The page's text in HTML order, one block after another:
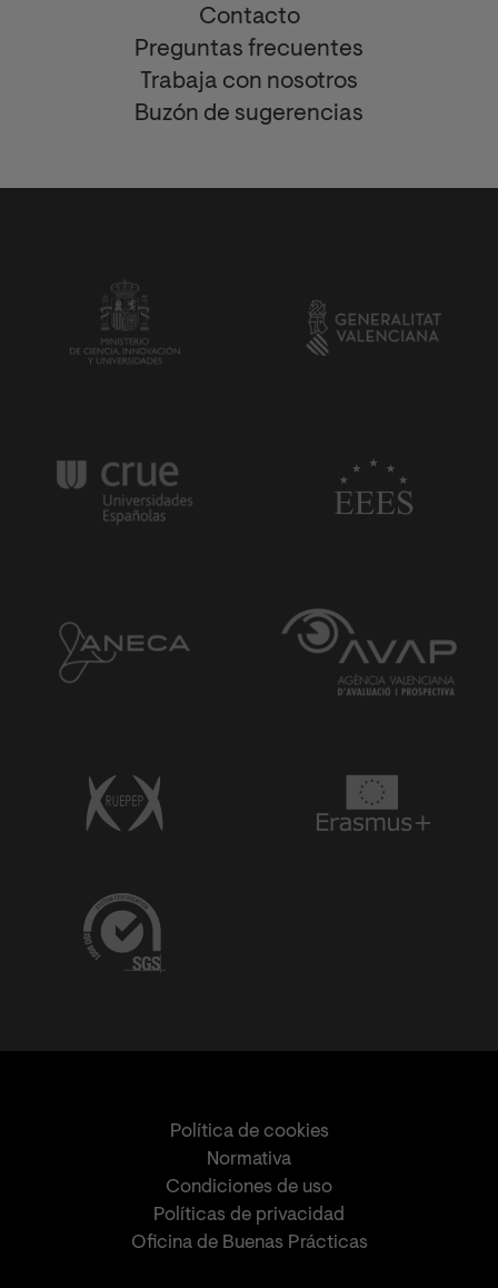
Contacto
Preguntas frecuentes
Trabaja con nosotros
Buzón de sugerencias
Política de cookies
Normativa
Condiciones de uso
Políticas de privacidad
Oficina de Buenas Prácticas